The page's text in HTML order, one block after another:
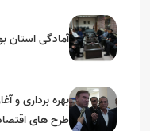
آمادگی استان
بهره برداری و
طرح های